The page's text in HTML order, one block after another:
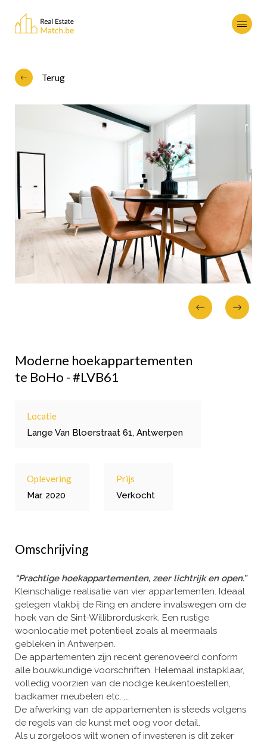
Terug
Moderne hoekappartementen
te BoHo - #LVB61
Locatie
Lange Van Bloerstraat 61, Antwerpen
Oplevering
Mar. 2020
Prijs
Verkocht
Omschrijving
“Prachtige hoekappartementen, zeer lichtrijk en open.”
Kleinschalige realisatie van vier appartementen. Ideaal
gelegen vlakbij de Ring en andere invalswegen om de
hoek van de Sint-Willibrorduskerk. Een rustige
woonlocatie met potentieel zoals al meermaals
gebleken in Antwerpen.
De appartementen zijn recent gerenoveerd conform
alle bouwkundige voorschriften. Helemaal instapklaar,
volledig voorzien van de nodige keukentoestellen,
badkamer meubelen etc. ,…
De afwerking van de appartementen is steeds volgens
de regels van de kunst met oog voor detail.
Als u zorgeloos wilt wonen of investeren is dit zeker